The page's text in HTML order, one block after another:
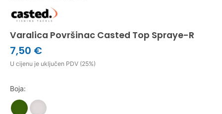
Varalica Površinac Casted Top Spraye-R
7,50 €
U cijenu je uključen PDV (25%)
Boja: